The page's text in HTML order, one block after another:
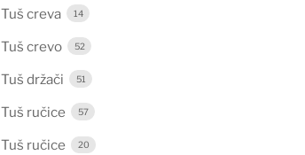
Tuš creva 14
Tuš crevo 52
Tuš držači 51
Tuš ručice 57
Tuš ručice 20